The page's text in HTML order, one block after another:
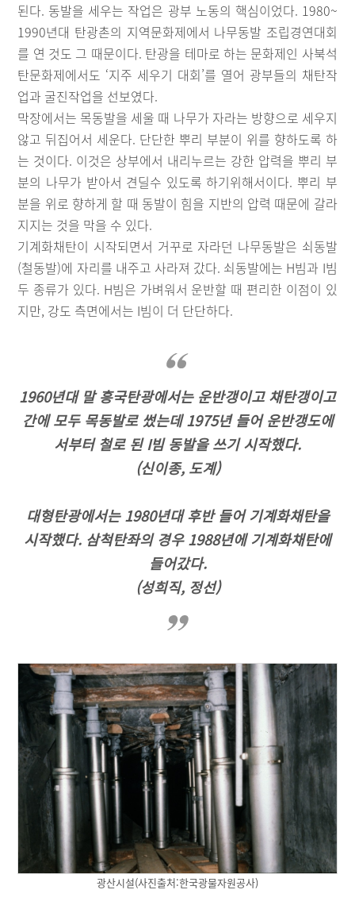
된다. 동발을 세우는 작업은 광부 노동의 핵심이었다. 1980~
1990년대 탄광촌의 지역문화제에서 나무동발 조립경연대회
를 연 것도 그 때문이다. 탄광을 테마로 하는 문화제인 사북석
탄문화제에서도 ‘지주 세우기 대회’를 열어 광부들의 채탄작
업과 굴진작업을 선보였다.
막장에서는 목동발을 세울 때 나무가 자라는 방향으로 세우지
않고 뒤집어서 세운다. 단단한 뿌리 부분이 위를 향하도록 하
는 것이다. 이것은 상부에서 내리누르는 강한 압력을 뿌리 부
분의 나무가 받아서 견딜수 있도록 하기위해서이다. 뿌리 부
분을 위로 향하게 할 때 동발이 힘을 지반의 압력 때문에 갈라
지지는 것을 막을 수 있다.
기계화채탄이 시작되면서 거꾸로 자라던 나무동발은 쇠동발
(철동발)에 자리를 내주고 사라져 갔다. 쇠동발에는 H빔과 I빔
두 종류가 있다. H빔은 가벼워서 운반할 때 편리한 이점이 있
지만, 강도 측면에서는 I빔이 더 단단하다.
1960년대 말 흥국탄광에서는 운반갱이고 채탄갱이고
간에 모두 목동발로 썼는데 1975년 들어 운반갱도에
서부터 철로 된 I빔 동발을 쓰기 시작했다.
(신이종, 도계)
대형탄광에서는 1980년대 후반 들어 기계화채탄을
시작했다. 삼척탄좌의 경우 1988년에 기계화채탄에
들어갔다.
(성희직, 정선)
광산시설(사진출처:한국광물자원공사)